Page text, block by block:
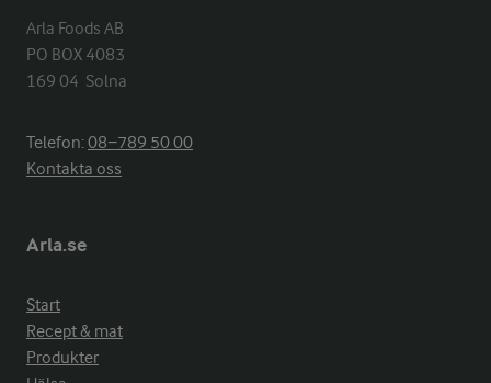
Arla Foods AB
PO BOX 4083
169 04  Solna
Telefon:08−789 50 00
Kontakta oss
Arla.se
Start
Recept & mat
Produkter